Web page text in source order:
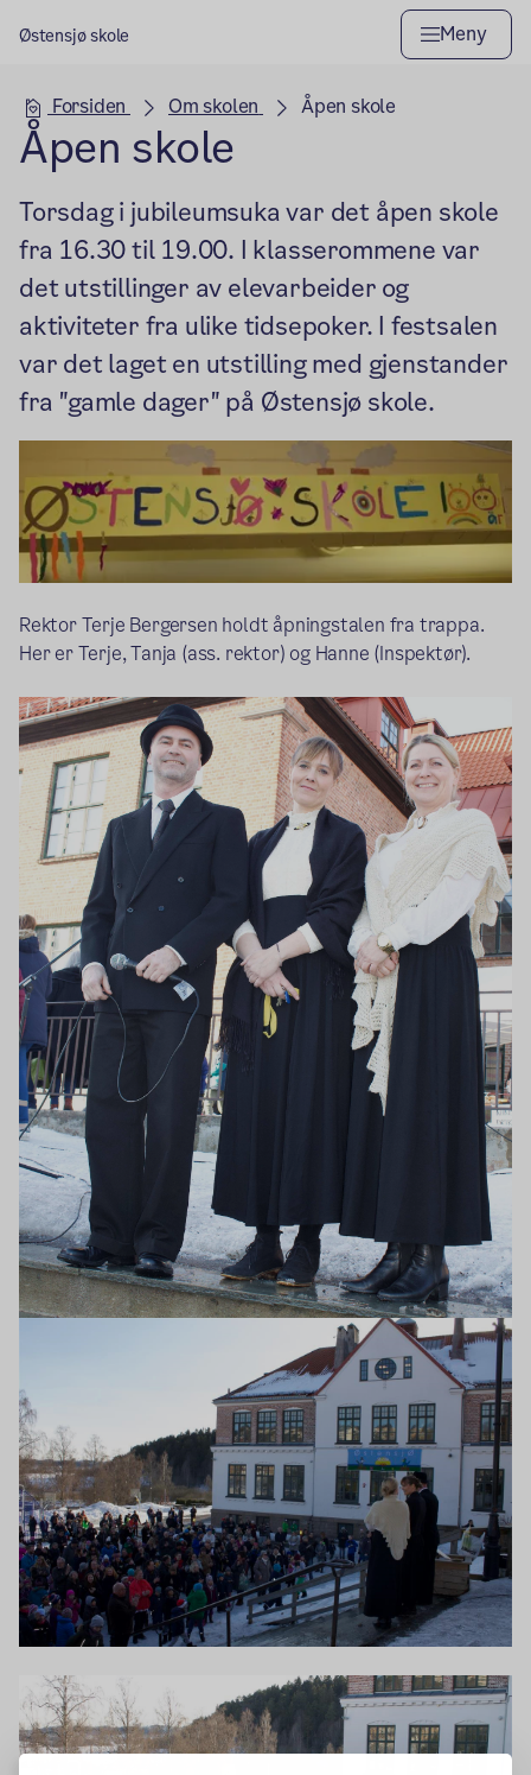
Østensjø skole Meny
Hovedseksjon
Forsiden Om skolen Åpen skole
Åpen skole
Torsdag i jubileumsuka var det åpen skole
fra 16.30 til 19.00. I klasserommene var
det utstillinger av elevarbeider og
aktiviteter fra ulike tidsepoker. I festsalen
var det laget en utstilling med gjenstander
fra "gamle dager" på Østensjø skole.
Rektor Terje Bergersen holdt åpningstalen fra trappa.
Her er Terje, Tanja (ass. rektor) og Hanne (Inspektør).